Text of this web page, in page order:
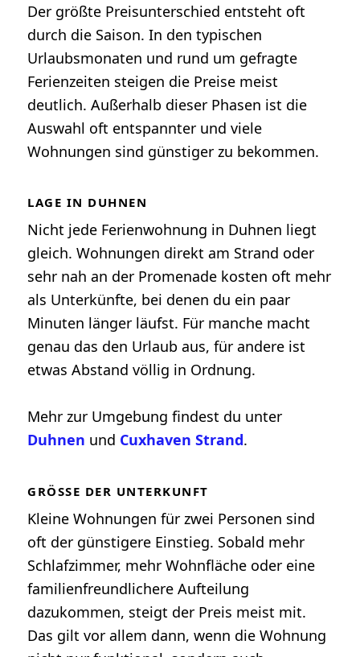
Der größte Preisunterschied entsteht oft
durch die Saison. In den typischen
Urlaubsmonaten und rund um gefragte
Ferienzeiten steigen die Preise meist
deutlich. Außerhalb dieser Phasen ist die
Auswahl oft entspannter und viele
Wohnungen sind günstiger zu bekommen.
LAGE IN DUHNEN
Nicht jede Ferienwohnung in Duhnen liegt
gleich. Wohnungen direkt am Strand oder
sehr nah an der Promenade kosten oft mehr
als Unterkünfte, bei denen du ein paar
Minuten länger läufst. Für manche macht
genau das den Urlaub aus, für andere ist
etwas Abstand völlig in Ordnung.
Mehr zur Umgebung findest du unter
Duhnen und Cuxhaven Strand.
GRÖSSE DER UNTERKUNFT
Kleine Wohnungen für zwei Personen sind
oft der günstigere Einstieg. Sobald mehr
Schlafzimmer, mehr Wohnfläche oder eine
familienfreundlichere Aufteilung
dazukommen, steigt der Preis meist mit.
Das gilt vor allem dann, wenn die Wohnung